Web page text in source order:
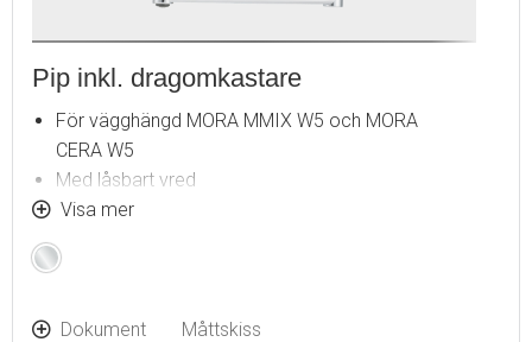
Pip inkl. dragomkastare
För vägghängd MORA MMIX W5 och MORA
CERA W5
Med låsbart vred
Med pipnippel och backventil
Visa mer
Krom
Dokument Måttskiss